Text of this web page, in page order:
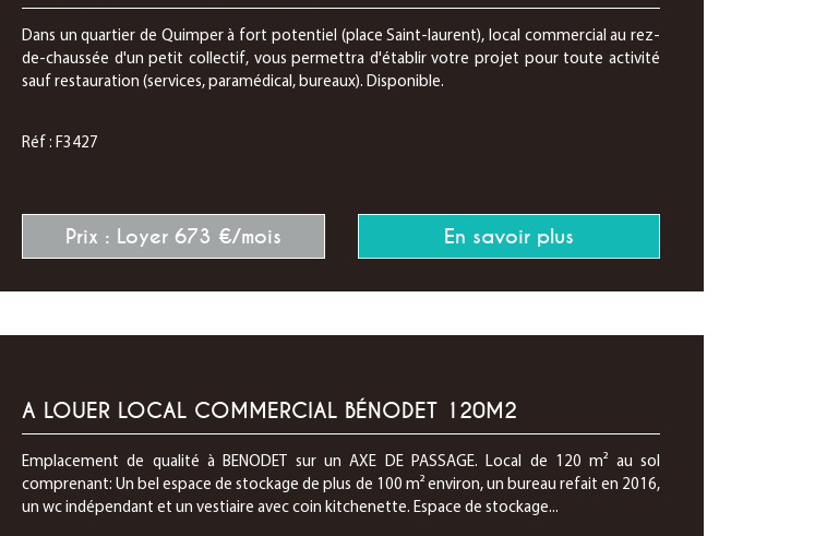
Dans un quartier de Quimper à fort potentiel (place Saint-laurent), local commercial au rez-
de-chaussée d'un petit collectif, vous permettra d'établir votre projet pour toute activité
sauf restauration (services, paramédical, bureaux). Disponible.
Réf : F3427
Prix : Loyer 673 €/mois En savoir plus
A LOUER LOCAL COMMERCIAL BÉNODET 120M2
Emplacement de qualité à BENODET sur un AXE DE PASSAGE. Local de 120 m² au sol
comprenant: Un bel espace de stockage de plus de 100 m² environ, un bureau refait en 2016,
un wc indépendant et un vestiaire avec coin kitchenette. Espace de stockage...